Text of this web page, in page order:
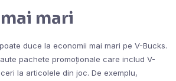
mari
duce la economii mai mari pe V-Bucks.
pachete promoționale care includ V-
la articolele din joc. De exemplu,